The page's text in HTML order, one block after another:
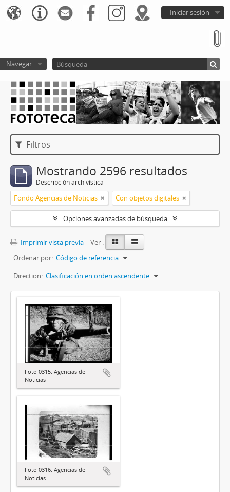
Iniciar sesión
Navegar
Filtros
Mostrando 2596 resultados
Descripción archivística
Fondo Agencias de Noticias Con objetos digitales
Opciones avanzadas de búsqueda
Imprimir vista previa
Ver :
Ordenar por: Código de referencia
Direction: Clasificación en orden ascendente
Foto 0315: Agencias de
Noticias
Foto 0316: Agencias de
Noticias